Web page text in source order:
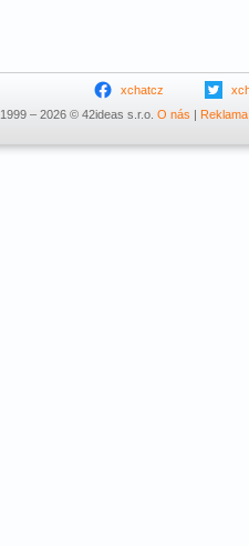
xchatcz
1999 – 2026 © 42ideas s.r.o. O nás | Reklama